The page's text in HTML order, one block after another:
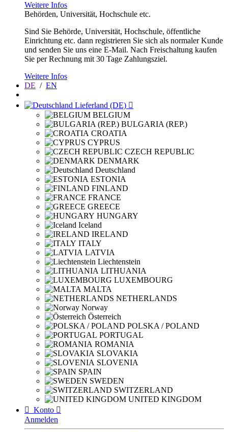
Weitere Infos
Behörden, Universität, Hochschule etc.
Sind Sie Behörde, Universität, Hochschule, öffentliche
Einrichtung etc. dann registrieren Sie sich als normaler Kunde
und senden Sie uns eine E-Mail. Nach Freischaltung kaufen
Sie per Rechnung mit 30 Tage Zahlungsziel.
Weitere Infos
DE / EN
Lieferland (DE) 
BELGIUM
BULGARIA (REP.)
CROATIA
CYPRUS
CZECH REPUBLIC
DENMARK
Deutschland
ESTONIA
FINLAND
FRANCE
GREECE
HUNGARY
Iceland
IRELAND
ITALY
LATVIA
Liechtenstein
LITHUANIA
LUXEMBOURG
MALTA
NETHERLANDS
Norway
Österreich
POLSKA / POLAND
PORTUGAL
ROMANIA
SLOVAKIA
SLOVENIA
SPAIN
SWEDEN
SWITZERLAND
UNITED KINGDOM
 Konto 
Anmelden